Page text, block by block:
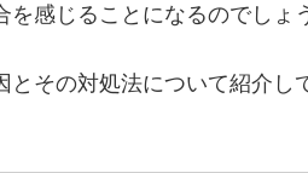
感じることになるのでしょ
とその対処法について紹介